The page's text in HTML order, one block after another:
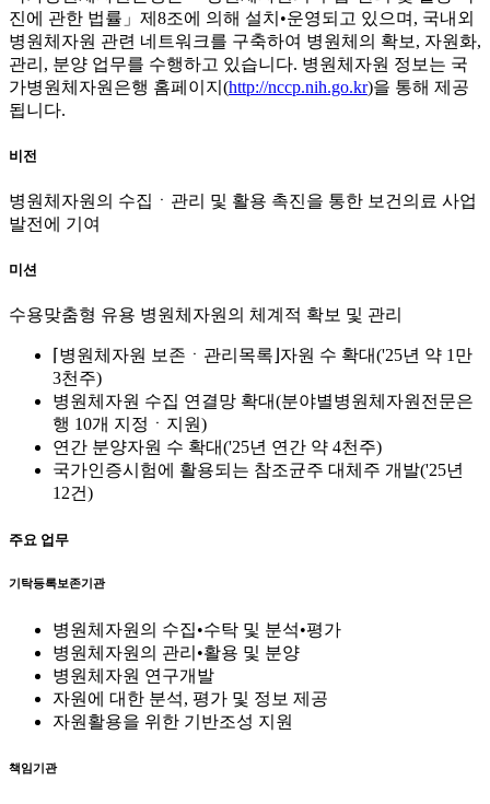
진에 관한 법률」제8조에 의해 설치•운영되고 있으며, 국내외
병원체자원 관련 네트워크를 구축하여 병원체의 확보, 자원화,
관리, 분양 업무를 수행하고 있습니다. 병원체자원 정보는 국
가병원체자원은행 홈페이지(http://nccp.nih.go.kr)을 통해 제공
됩니다.
비전
병원체자원의 수집ㆍ관리 및 활용 촉진을 통한 보건의료 사업
발전에 기여
미션
수용맞춤형 유용 병원체자원의 체계적 확보 및 관리
⌈병원체자원 보존ㆍ관리목록⌋자원 수 확대('25년 약 1만
3천주)
병원체자원 수집 연결망 확대(분야별병원체자원전문은
행 10개 지정ㆍ지원)
연간 분양자원 수 확대('25년 연간 약 4천주)
국가인증시험에 활용되는 참조균주 대체주 개발('25년
12건)
주요 업무
기탁등록보존기관
병원체자원의 수집•수탁 및 분석•평가
병원체자원의 관리•활용 및 분양
병원체자원 연구개발
자원에 대한 분석, 평가 및 정보 제공
자원활용을 위한 기반조성 지원
책임기관